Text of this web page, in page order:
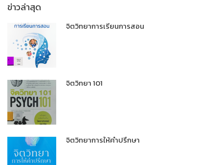
ข่าวล่าสุด
จิตวิทยาการเรียนการสอน
จิตวิทยา 101
จิตวิทยาการให้คำปรึกษา